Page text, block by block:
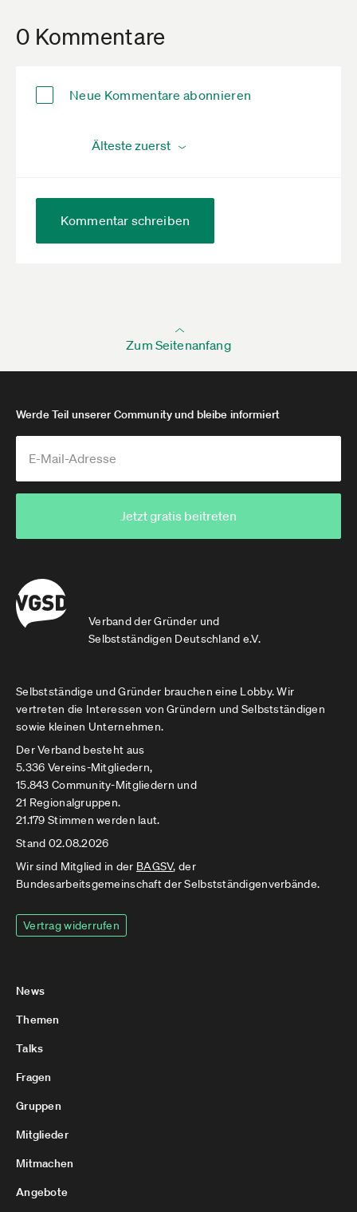
0 Kommentare
Neue Kommentare abonnieren
Kommentar schreiben
Zum Seitenanfang
Verband der Gründer und
Selbstständigen Deutschland e.V.
Werde Teil unserer Community und bleibe informiert
Jetzt gratis beitreten
Selbstständige und Gründer brauchen eine Lobby. Wir
vertreten die Interessen von Gründern und Selbstständigen
sowie kleinen Unternehmen.
Der Verband besteht aus
5.336 Vereins-Mitgliedern,
15.843 Community-Mitgliedern und
21 Regionalgruppen.
21.179 Stimmen werden laut.
Stand 02.08.2026
Wir sind Mitglied in der BAGSV, der
Bundesarbeitsgemeinschaft der Selbstständigenverbände.
Vertrag widerrufen
News
Themen
Talks
Fragen
Gruppen
Mitglieder
Mitmachen
Angebote